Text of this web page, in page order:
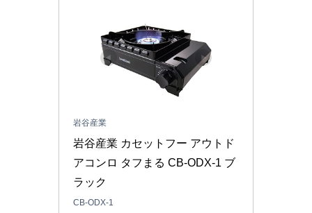
岩谷産業
岩谷産業 カセットフー アウトド
アコンロ タフまる CB-ODX-1 ブ
ラック
CB-ODX-1